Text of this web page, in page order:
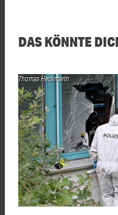
DAS KÖNNTE
Thomas Heckmann